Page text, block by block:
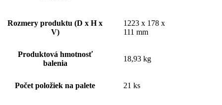
Rozmery produktu (D x H x
V)
1223 x 178 x
111 mm
Produktová hmotnosť
balenia
18,93 kg
Počet položiek na palete 21 ks